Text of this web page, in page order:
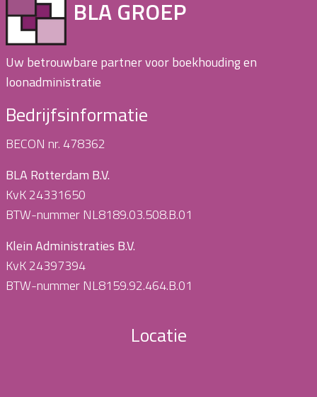
BLA GROEP
Uw betrouwbare partner voor boekhouding en
loonadministratie
Bedrijfsinformatie
BECON nr. 478362
BLA Rotterdam B.V.
KvK 24331650
BTW-nummer NL8189.03.508.B.01
Klein Administraties B.V.
KvK 24397394
BTW-nummer NL8159.92.464.B.01
Locatie